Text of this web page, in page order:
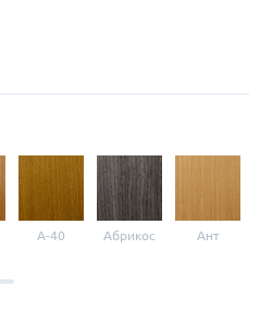
A-40 Абрикос Ант